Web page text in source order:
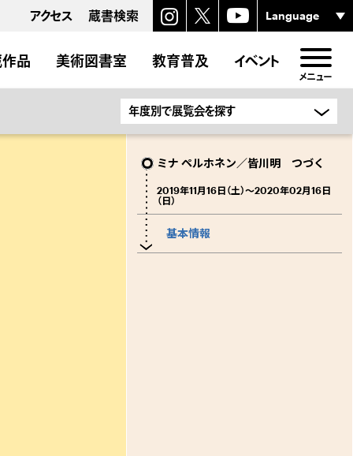
アクセス 蔵書検索
品 美術図書室 教育普及 イベント
メニュー
ミナ ペルホネン／皆川明 つづく
2019年11月16日（土）〜2020年02月16日
（日）
基本情報